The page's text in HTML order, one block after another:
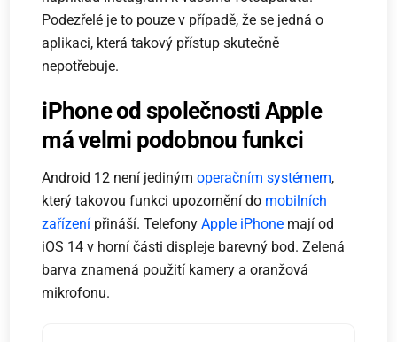
Podezřelé je to pouze v případě, že se jedná o
aplikaci, která takový přístup skutečně
nepotřebuje.
iPhone od společnosti Apple
má velmi podobnou funkci
Android 12 není jedinýmoperačním systémem,
který takovou funkci upozornění do mobilních
zařízení přináší. TelefonyApple iPhone mají od
iOS 14 v horní části displeje barevný bod. Zelená
barva znamená použití kamery a oranžová
mikrofonu.